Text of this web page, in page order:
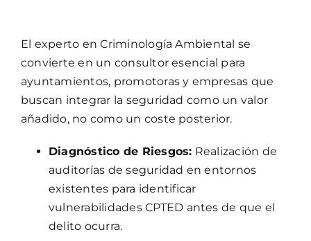
El experto en Criminología Ambiental se
convierte en un consultor esencial para
ayuntamientos, promotoras y empresas que
buscan integrar la seguridad como un valor
añadido, no como un coste posterior.
Diagnóstico de Riesgos: Realización de
auditorías de seguridad en entornos
existentes para identificar
vulnerabilidades CPTED antes de que el
delito ocurra.